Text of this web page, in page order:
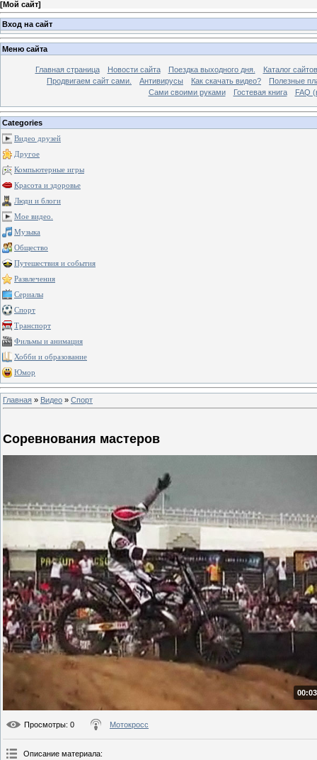
[Мой сайт]
Вход на сайт
Меню сайта
Главная страница Новости сайта Поездка выходного дня.
Каталог сайтов
Продвигаем сайт сами.
Антивирусы Как скачать видео?
Полезные
Сами своими руками
Гостевая книга FAQ
Categories
Видео друзей
Другое
Компьютерные игры
Красота и здоровье
Люди и блоги
Мое видео.
Музыка
Общество
Путешествия и события
Развлечения
Сериалы
Спорт
Транспорт
Фильмы и анимация
Хобби и образование
Юмор
Главная » Видео » Спорт
Соревнования мастеров
Просмотры: 0 Мотокросс
Описание материала: